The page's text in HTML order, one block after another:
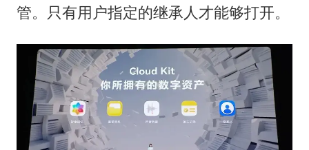
管。只有用户指定的继承人才能够打开。